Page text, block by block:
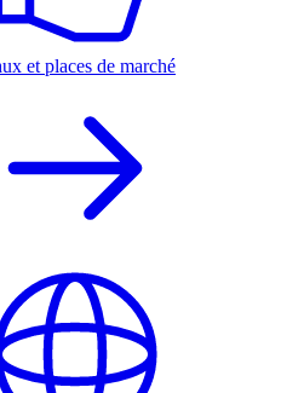
et places de marché